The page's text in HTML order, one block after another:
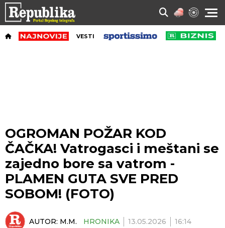
VESTI
OGROMAN POŽAR KOD
ČAČKA! Vatrogasci i meštani se
zajedno bore sa vatrom -
PLAMEN GUTA SVE PRED
SOBOM! (FOTO)
AUTOR: M.M. HRONIKA 13.05.2026 16:14